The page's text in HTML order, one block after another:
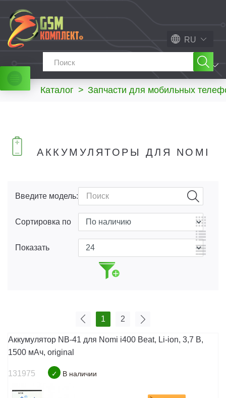
RU
МЕНЮ
Каталог > Запчасти для мобильных
АККУМУЛЯТОРЫ ДЛЯ NOMI
Введите модель:
Сортировка по
Показать
1 2
Аккумулятор NB-41 для Nomi i400 Beat, Li-ion, 3,7 В,
1500 мАч, original
131975 ✓ В наличии